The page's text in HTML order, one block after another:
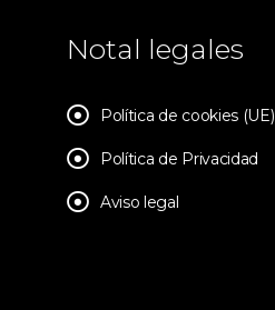
Notal legales
Política de cookies (UE)
Política de Privacidad
Aviso legal